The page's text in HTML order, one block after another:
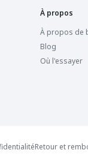
À propos
À propos de
Blog
Où l'essayer
Retour et